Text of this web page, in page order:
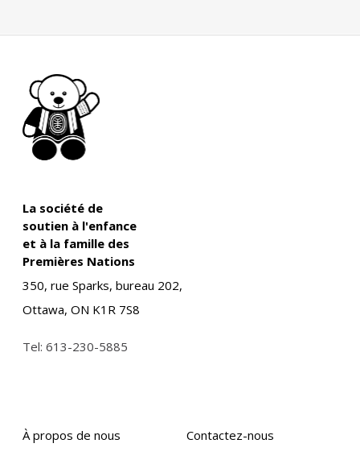
La société de
soutien à l'enfance
et à la famille des
Premières Nations
350, rue Sparks, bureau 202,
Ottawa, ON K1R 7S8
Tel: 613-230-5885
À propos de nous Contactez-nous